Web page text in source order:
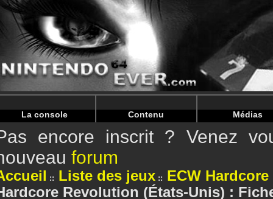
Warning: Undefined array key "HTTP_REFERER" in /
Warning: Undefined array key "HTTP_REFERER" in /
La console Contenu Médias
encore inscrit ? Venez
forum
Liste des jeux
ECW
Revolution (États-Unis) :